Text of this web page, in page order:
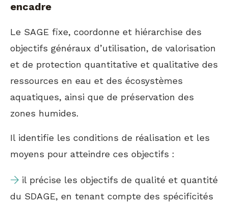
encadre
Le SAGE fixe, coordonne et hiérarchise des
objectifs généraux d’utilisation, de valorisation
et de protection quantitative et qualitative des
ressources en eau et des écosystèmes
aquatiques, ainsi que de préservation des
zones humides.
Il identifie les conditions de réalisation et les
moyens pour atteindre ces objectifs :
il précise les objectifs de qualité et quantité
du SDAGE, en tenant compte des spécificités